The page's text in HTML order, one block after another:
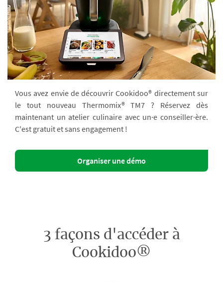
Vous avez envie de découvrir Cookidoo® directement sur
le tout nouveau Thermomix® TM7 ? Réservez dès
maintenant un atelier culinaire avec un·e conseiller·ère.
C'est gratuit et sans engagement !
Organiser une démo
3 façons d'accéder à
Cookidoo®